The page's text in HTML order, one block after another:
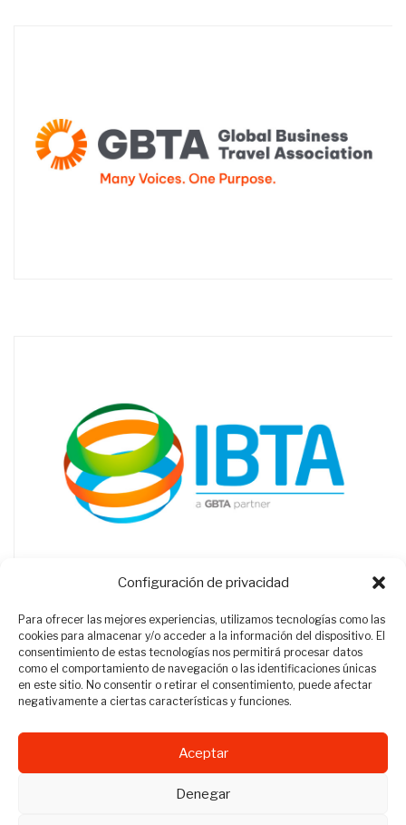
Configuración de privacidad
Para ofrecer las mejores experiencias, utilizamos tecnologías como las
cookies para almacenar y/o acceder a la información del dispositivo. El
consentimiento de estas tecnologías nos permitirá procesar datos
como el comportamiento de navegación o las identificaciones únicas
en este sitio. No consentir o retirar el consentimiento, puede afectar
negativamente a ciertas características y funciones.
Aceptar
Denegar
Revista Travel Manager © 2012 - 2026
Todos los derechos reservados.